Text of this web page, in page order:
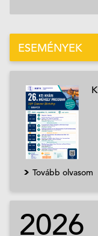
ESEMÉNYEK
Tovább olvasom
2026